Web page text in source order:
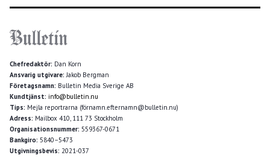
Chefredaktör: Dan Korn
Ansvarig utgivare: Jakob Bergman
Företagsnamn: Bulletin Media Sverige AB
Kundtjänst: info@bulletin.nu
Tips: Mejla reportrarna (förnamn.efternamn@bulletin.nu)
Adress: Mailbox 410, 111 73 Stockholm
Organisationsnummer: 559367-0671
Bankgiro: 5840–5473
Utgivningsbevis: 2021-037